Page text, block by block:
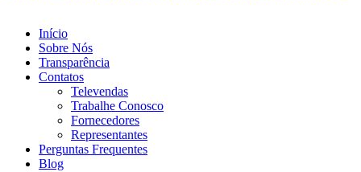
Início
Sobre Nós
Transparência
Contatos
Televendas
Trabalhe Conosco
Fornecedores
Representantes
Perguntas Frequentes
Blog